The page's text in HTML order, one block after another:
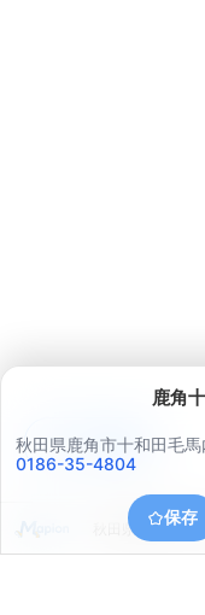
鹿角
秋田県鹿角市十和田毛馬
0186-35-4804
保存
秋田県鹿角郡小
アプリで見る